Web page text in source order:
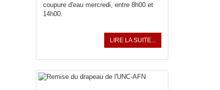
coupure d'eau mercredi, entre 8h00 et
14h00.
LIRE LA SUITE...